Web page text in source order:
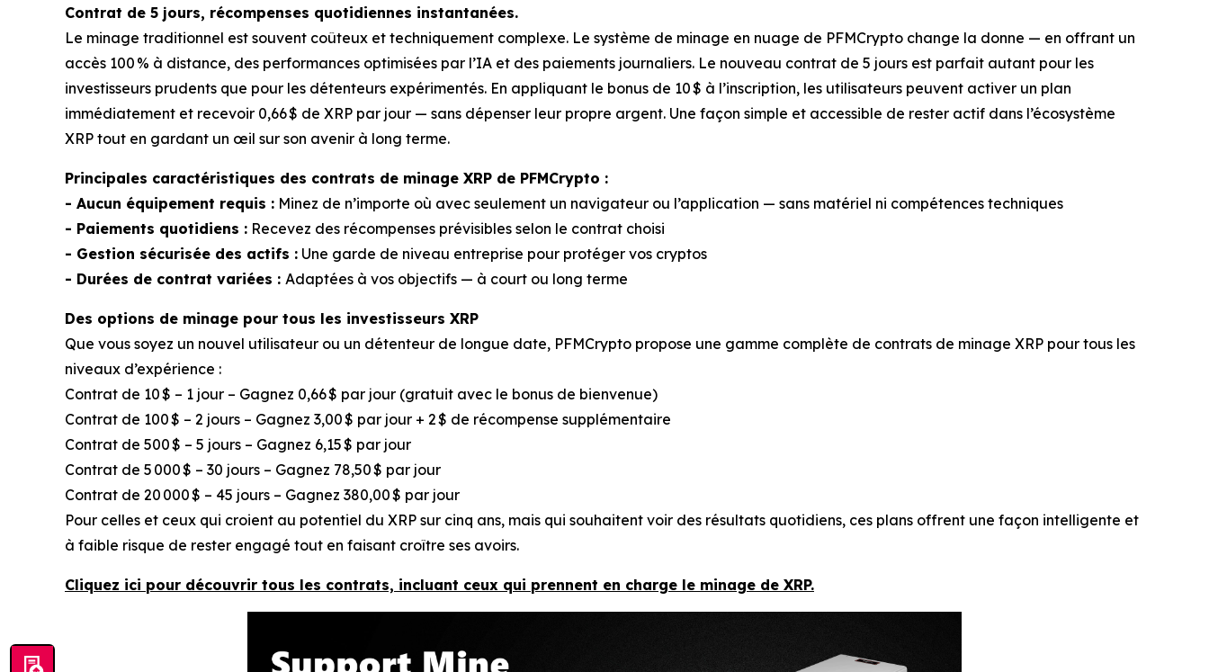
Contrat de 5 jours, récompenses quotidiennes instantanées.
Le minage traditionnel est souvent coûteux et techniquement complexe. Le système de minage en nuage de PFMCrypto change la donne — en offrant un
accès 100 % à distance, des performances optimisées par l’IA et des paiements journaliers. Le nouveau contrat de 5 jours est parfait autant pour les
investisseurs prudents que pour les détenteurs expérimentés. En appliquant le bonus de 10 $ à l’inscription, les utilisateurs peuvent activer un plan
immédiatement et recevoir 0,66 $ de XRP par jour — sans dépenser leur propre argent. Une façon simple et accessible de rester actif dans l’écosystème
XRP tout en gardant un œil sur son avenir à long terme.
Principales caractéristiques des contrats de minage XRP de PFMCrypto :
- Aucun équipement requis : Minez de n’importe où avec seulement un navigateur ou l’application — sans matériel ni compétences techniques
- Paiements quotidiens : Recevez des récompenses prévisibles selon le contrat choisi
- Gestion sécurisée des actifs : Une garde de niveau entreprise pour protéger vos cryptos
- Durées de contrat variées : Adaptées à vos objectifs — à court ou long terme
Des options de minage pour tous les investisseurs XRP
Que vous soyez un nouvel utilisateur ou un détenteur de longue date, PFMCrypto propose une gamme complète de contrats de minage XRP pour tous les
niveaux d’expérience :
Contrat de 10 $ – 1 jour – Gagnez 0,66 $ par jour (gratuit avec le bonus de bienvenue)
Contrat de 100 $ – 2 jours – Gagnez 3,00 $ par jour + 2 $ de récompense supplémentaire
Contrat de 500 $ – 5 jours – Gagnez 6,15 $ par jour
Contrat de 5 000 $ – 30 jours – Gagnez 78,50 $ par jour
Contrat de 20 000 $ – 45 jours – Gagnez 380,00 $ par jour
Pour celles et ceux qui croient au potentiel du XRP sur cinq ans, mais qui souhaitent voir des résultats quotidiens, ces plans offrent une façon intelligente et
à faible risque de rester engagé tout en faisant croître ses avoirs.
Cliquez ici pour découvrir tous les contrats, incluant ceux qui prennent en charge le minage de XRP.